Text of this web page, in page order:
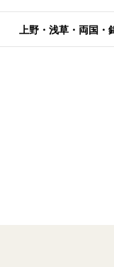
上野・浅草・両国・